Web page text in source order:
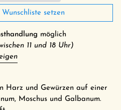
setzen
möglich
11 und 18 Uhr)
Harz und Gewürzen auf einer
Moschus und Galbanum.